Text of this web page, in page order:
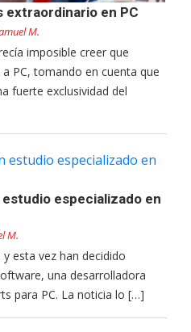
extraordinario en PC
M.
imposible creer que
a PC, tomando en cuenta que
fuerte exclusividad del
especializado en
M.
esta vez han decidido
una desarrolladora
para PC. La noticia lo […]